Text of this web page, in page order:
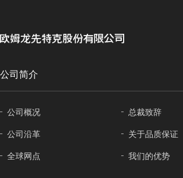
公司简介
公司概况
总裁致辞
公司沿革
关于品质保证
全球网点 我们的优势